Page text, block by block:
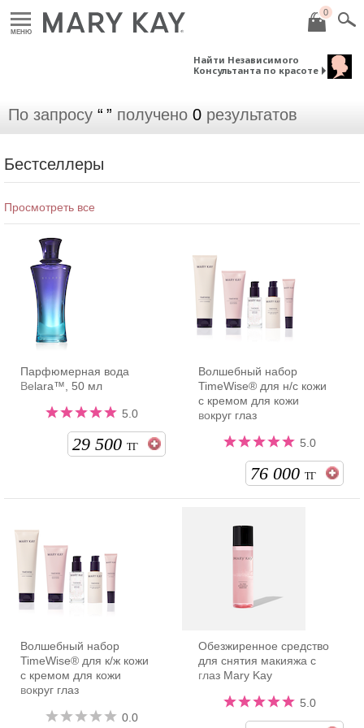
МЕНЮ
0
Найти Независимого
Консультанта по красоте
По запросу получено 0 результатов
Бестселлеры
Просмотреть все
Парфюмерная вода
Belara™, 50 мл
5.0
29 500 ТГ
Волшебный набор
TimeWise® для н/с кожи
с кремом для кожи
вокруг глаз
5.0
76 000 ТГ
Волшебный набор
TimeWise® для к/ж кожи
с кремом для кожи
вокруг глаз
0.0
Обезжиренное средство
для снятия макияжа с
глаз Mary Kay
5.0